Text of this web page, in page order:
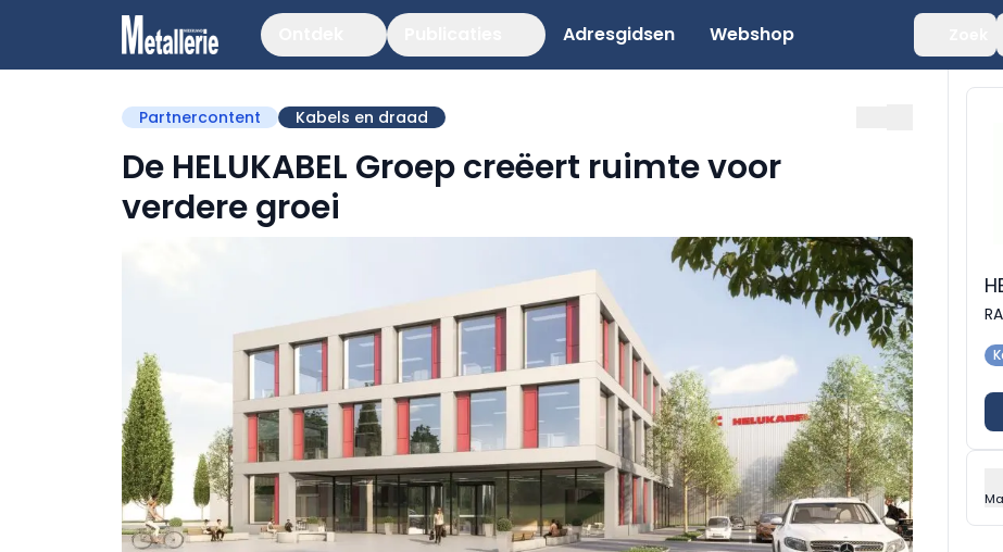
Adresgidsen Webshop
Partnercontent Kabels en draad
De HELUKABEL Groep creëert ruimte voor
verdere groei